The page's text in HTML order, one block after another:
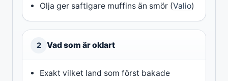
Olja ger saftigare muffins än smör (Valio)
2 Vad som är oklart
Exakt vilket land som först bakade